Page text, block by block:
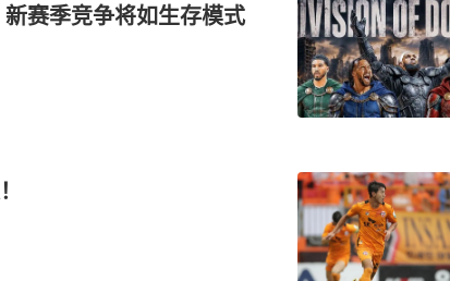
赛季竞争将如生存模式